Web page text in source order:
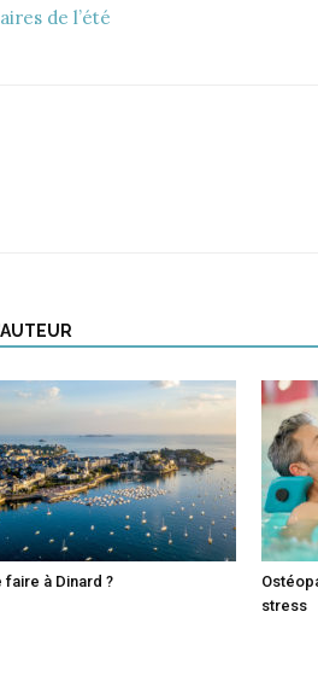
de l’été
faire à Dinard ?
stress